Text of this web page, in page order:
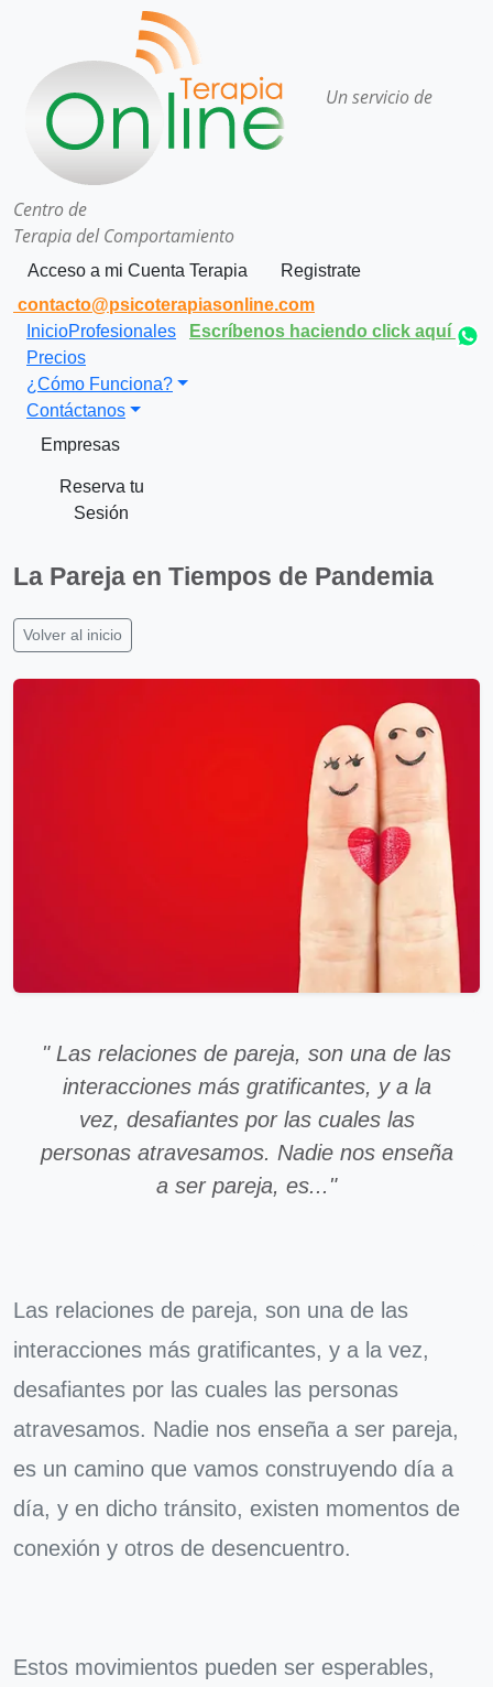
Un servicio de
Centro de
Terapia del Comportamiento
Acceso a mi Cuenta Terapia
Registrate
contacto@psicoterapiasonline.com
Escríbenos haciendo click aquí
InicioProfesionales
Precios
¿Cómo Funciona?
Contáctanos
Empresas
Reserva tu
Sesión
La Pareja en Tiempos de Pandemia
Volver al inicio
" Las relaciones de pareja, son una de las
interacciones más gratificantes, y a la
vez, desafiantes por las cuales las
personas atravesamos. Nadie nos enseña
a ser pareja, es..."
Las relaciones de pareja, son una de las
interacciones más gratificantes, y a la vez,
desafiantes por las cuales las personas
atravesamos. Nadie nos enseña a ser pareja,
es un camino que vamos construyendo día a
día, y en dicho tránsito, existen momentos de
conexión y otros de desencuentro.
Estos movimientos pueden ser esperables,